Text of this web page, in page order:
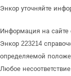
Энкор уточняйте
Информация на сайте
Энкор 223214
определяемой
Любое